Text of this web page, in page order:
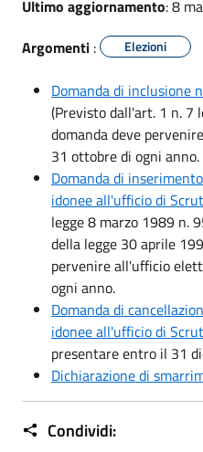
Ultimo aggiornamento: 8
Argomenti : Elezioni
Domanda di inclusione
(Previsto dall'art. 1 n. 7
domanda deve
31 ottobre di ogni anno.
Domanda di
idonee all'ufficio di
legge 8 marzo 1989 n.
della legge 30 aprile
pervenire all'ufficio
ogni anno.
Domanda di
idonee all'ufficio di
presentare entro il 31
Dichiarazione di
Condividi: